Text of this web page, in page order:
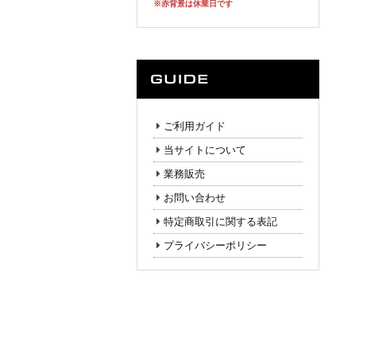
※赤背景は休業日です
ご利用ガイド
当サイトについて
業務販売
お問い合わせ
特定商取引に関する表記
プライバシーポリシー